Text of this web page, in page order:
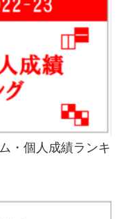
・個人成績ランキ